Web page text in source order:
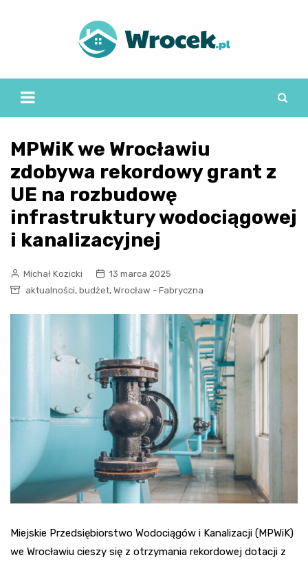
MPWiK we Wrocławiu
zdobywa rekordowy grant z
UE na rozbudowę
infrastruktury wodociągowej
i kanalizacyjnej
Michał Kozicki
13 marca 2025
aktualności, budżet, Wrocław - Fabryczna
Miejskie Przedsiębiorstwo Wodociągów i Kanalizacji (MPWiK)
we Wrocławiu cieszy się z otrzymania rekordowej dotacji z